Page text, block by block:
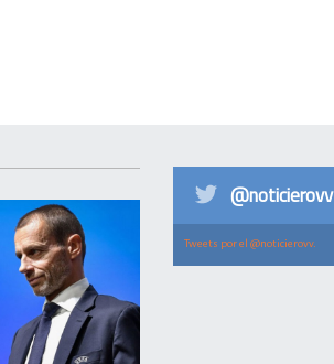
@noticierovv
Tweets por el @noticierovv.